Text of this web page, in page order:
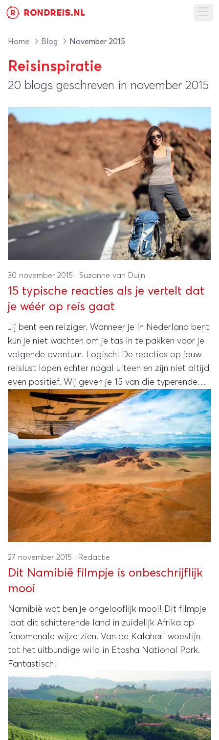
R RONDREIS.NL
Home Blog November 2015
Reisinspiratie
20 blogs geschreven in november 2015
30 november 2015 · Suzanne van Duijn
15 typische reacties als je vertelt dat
je wéér op reis gaat
Jij bent een reiziger. Wanneer je in Nederland bent
kun je niet wachten om je tas in te pakken voor je
volgende avontuur. Logisch! De reacties op jouw
reislust lopen echter nogal uiteen en zijn niet altijd
even positief. Wij geven je 15 van die typerende
reacties op jouw reisplannen. Je herkent ze vast!
27 november 2015 · Redactie
Dit Namibië filmpje is onbeschrijflijk
mooi
Namibië wat ben je ongelooflijk mooi! Dit filmpje
laat dit schitterende land in zuidelijk Afrika op
fenomenale wijze zien. Van de Kalahari woestijn
tot het uitbundige wild in Etosha National Park.
Fantastisch!